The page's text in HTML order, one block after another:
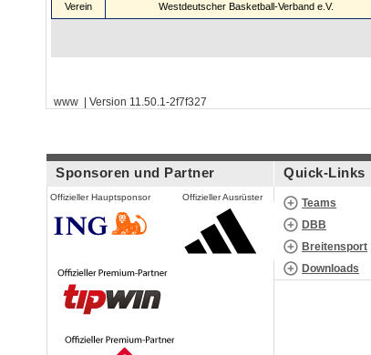
Verein Westdeutscher Basketball-Verband e.V.
www | Version 11.50.1-2f7f327
Sponsoren und Partner
Offizieller Hauptsponsor Offizieller Ausrüster
Quick-Links
Teams
DBB
Breitensport
Downloads